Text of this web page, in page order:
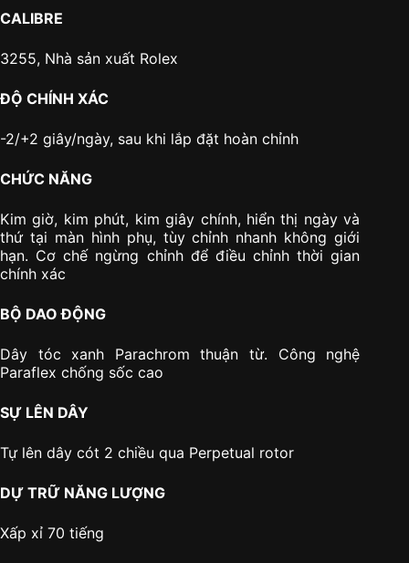
CALIBRE
3255, Nhà sản xuất Rolex
ĐỘ CHÍNH XÁC
-2/+2 giây/ngày, sau khi lắp đặt hoàn chỉnh
CHỨC NĂNG
Kim giờ, kim phút, kim giây chính, hiển thị ngày và
thứ tại màn hình phụ, tùy chỉnh nhanh không giới
hạn. Cơ chế ngừng chỉnh để điều chỉnh thời gian
chính xác
BỘ DAO ĐỘNG
Dây tóc xanh Parachrom thuận từ. Công nghệ
Paraflex chống sốc cao
SỰ LÊN DÂY
Tự lên dây cót 2 chiều qua Perpetual rotor
DỰ TRỮ NĂNG LƯỢNG
Xấp xỉ 70 tiếng